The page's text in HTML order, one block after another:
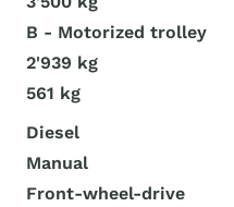
B - Motorized trolley
2'939 kg
561 kg
Diesel
Manual
Front-wheel-drive